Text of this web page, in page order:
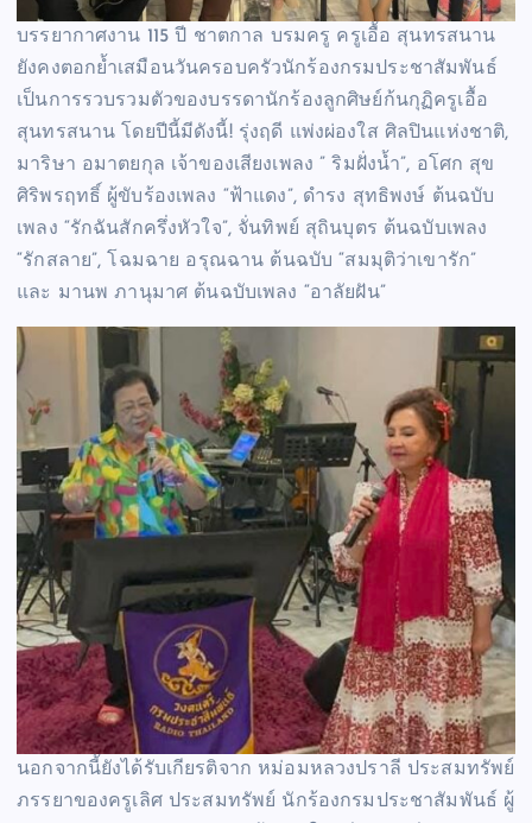
บรรยากาศงาน 115 ปี ชาตกาล บรมครู ครูเอื้อ สุนทรสนาน
ยังคงตอกย้ำเสมือนวันครอบครัวนักร้องกรมประชาสัมพันธ์
เป็นการรวบรวมตัวของบรรดานักร้องลูกศิษย์ก้นกุฏิครูเอื้อ
สุนทรสนาน โดยปีนี้มีดังนี้! รุ่งฤดี แพ่งผ่องใส ศิลปินแห่งชาติ,
มาริษา อมาตยกุล เจ้าของเสียงเพลง ” ริมฝั่งน้ำ”, อโศก สุข
ศิริพรฤทธิ์ ผู้ขับร้องเพลง “ฟ้าแดง”, ดำรง สุทธิพงษ์ ต้นฉบับ
เพลง “รักฉันสักครึ่งหัวใจ”, จั่นทิพย์ สุถินบุตร ต้นฉบับเพลง
“รักสลาย”, โฉมฉาย อรุณฉาน ต้นฉบับ “สมมุติว่าเขารัก”
และ มานพ ภานุมาศ ต้นฉบับเพลง “อาลัยฝัน”
นอกจากนี้ยังได้รับเกียรติจาก หม่อมหลวงปราลี ประสมทรัพย์
ภรรยาของครูเลิศ ประสมทรัพย์ นักร้องกรมประชาสัมพันธ์ ผู้